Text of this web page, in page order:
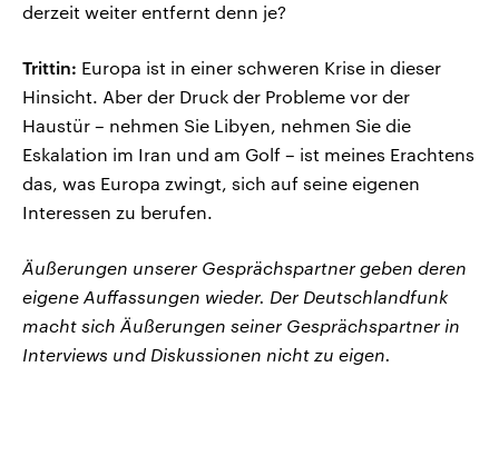
derzeit weiter entfernt denn je?
Trittin: Europa ist in einer schweren Krise in dieser
Hinsicht. Aber der Druck der Probleme vor der
Haustür – nehmen Sie Libyen, nehmen Sie die
Eskalation im Iran und am Golf – ist meines Erachtens
das, was Europa zwingt, sich auf seine eigenen
Interessen zu berufen.
Äußerungen unserer Gesprächspartner geben deren
eigene Auffassungen wieder. Der Deutschlandfunk
macht sich Äußerungen seiner Gesprächspartner in
Interviews und Diskussionen nicht zu eigen.